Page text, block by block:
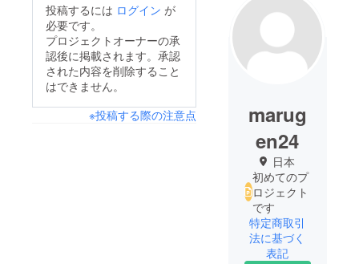
投稿するには ログイン が
必要です。
プロジェクトオーナーの承
認後に掲載されます。承認
された内容を削除すること
はできません。
※投稿する際の注意点
marug
en24
日本
初めてのプ
ロジェクト
です
特定商取引
法に基づく
表記